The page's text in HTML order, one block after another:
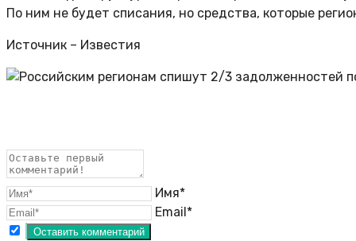
По ним не будет списания, но средства, которые
Источник – Известия
Имя*
Email*